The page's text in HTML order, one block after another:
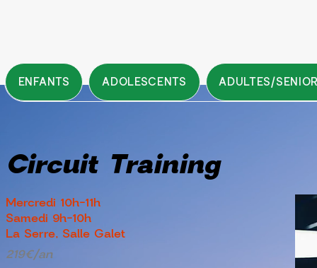
ENFANTS ADOLESCENTS ADULTES/
Circuit Training
Mercredi 10h-11h
Samedi 9h-10h
La Serre, Salle Galet
219€/an